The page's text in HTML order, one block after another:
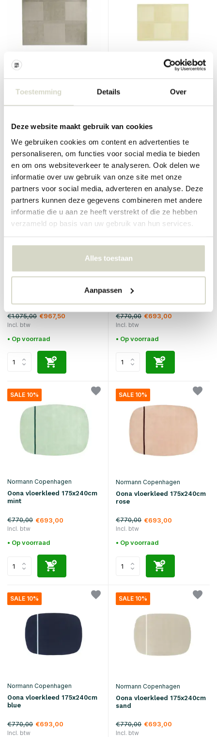
Toestemming Details Over
Deze website maakt gebruik van cookies
We gebruiken cookies om content en advertenties te
personaliseren, om functies voor social media te bieden
en om ons websiteverkeer te analyseren. Ook delen we
informatie over uw gebruik van onze site met onze
partners voor social media, adverteren en analyse. Deze
partners kunnen deze gegevens combineren met andere
informatie die u aan ze heeft verstrekt of die ze hebben
verzameld op basis van uw gebruik van hun services.
Alles toestaan
Aanpassen
warm grey
light yellow
SALE 10%
Normann Copenhagen
Level vloerkleed 170x240cm
€1.075,00 €967,50
Incl. btw
• Op voorraad
SALE 10%
Normann Copenhagen
Oona vloerkleed 175x240cm
€770,00 €693,00
Incl. btw
• Op voorraad
SALE 10%
Normann Copenhagen
Oona vloerkleed 175x240cm
mint
€770,00 €693,00
Incl. btw
• Op voorraad
SALE 10%
Normann Copenhagen
Oona vloerkleed 175x240cm
rose
€770,00 €693,00
Incl. btw
• Op voorraad
SALE 10%
Normann Copenhagen
Oona vloerkleed 175x240cm
blue
€770,00 €693,00
Incl. btw
SALE 10%
Normann Copenhagen
Oona vloerkleed 175x240cm
sand
€770,00 €693,00
Incl. btw